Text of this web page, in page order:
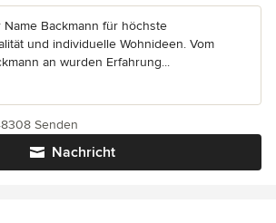
Backmann für höchste
und individuelle Wohnideen. Vom
an wurden Erfahrung...
Nachricht
Senden